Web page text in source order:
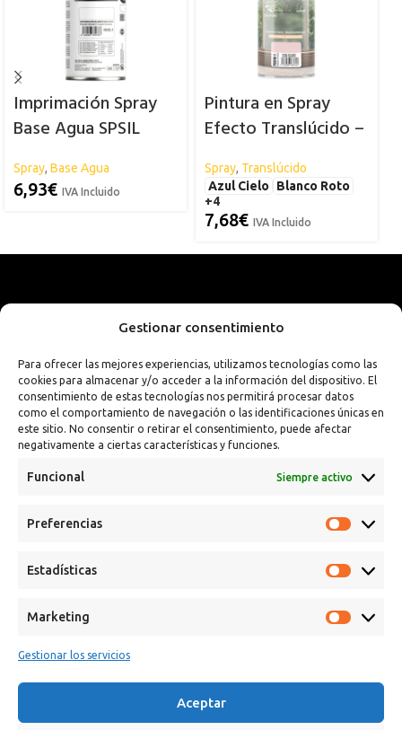
Gestionar consentimiento
Para ofrecer las mejores experiencias, utilizamos tecnologías como las
cookies para almacenar y/o acceder a la información del dispositivo. El
consentimiento de estas tecnologías nos permitirá procesar datos
como el comportamiento de navegación o las identificaciones únicas en
este sitio. No consentir o retirar el consentimiento, puede afectar
negativamente a ciertas características y funciones.
Funcional Siempre activo
Preferencias
Estadísticas
Marketing
Gestionar los servicios
Aceptar
Imprimación Spray
Base Agua SPSIL
Spray, Base Agua
6,93€ IVA Incluido
Pintura en Spray
Efecto Translúcido –
Spray, Translúcido
Azul Cielo
Blanco Roto
+4
7,68€ IVA Incluido